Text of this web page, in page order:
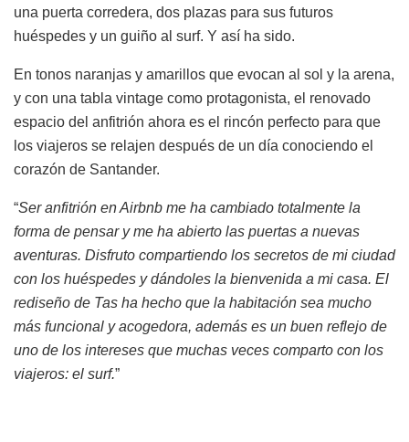
una puerta corredera, dos plazas para sus futuros
huéspedes y un guiño al surf. Y así ha sido.
En tonos naranjas y amarillos que evocan al sol y la arena,
y con una tabla vintage como protagonista, el renovado
espacio del anfitrión ahora es el rincón perfecto para que
los viajeros se relajen después de un día conociendo el
corazón de Santander.
“Ser anfitrión en Airbnb me ha cambiado totalmente la
forma de pensar y me ha abierto las puertas a nuevas
aventuras. Disfruto compartiendo los secretos de mi ciudad
con los huéspedes y dándoles la bienvenida a mi casa. El
rediseño de Tas ha hecho que la habitación sea mucho
más funcional y acogedora, además es un buen reflejo de
uno de los intereses que muchas veces comparto con los
viajeros: el surf.”